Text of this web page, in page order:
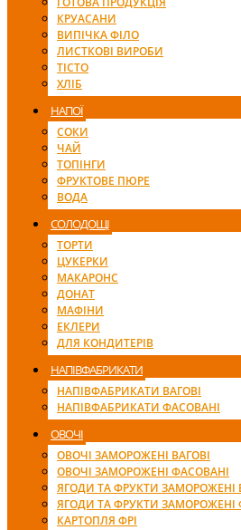
КРУАСАНИ
ВИПІЧКА ФІЛО
ЛИСТКОВІ ВИРОБИ
ТІСТО
ХЛІБ
НАПОЇ
СОКИ
ЧАЙ
ТОПІНГИ
ФРУКТОВЕ ПЮРЕ
ВОДА
СОЛОДОЩІ
ТОРТИ
ЦУКЕРКИ
МАКАРОНС
ДОНАТ
МАФІНИ
ЕКЛЕРИ
ДЛЯ КОНДИТЕРІВ
НАПІВФАБРИКАТИ
НАПІВФАБРИКАТИ ВАГОВІ
НАПІВФАБРИКАТИ ФАСОВАНІ
ОВОЧІ
ОВОЧІ ЗАМОРОЖЕНІ ВАГОВІ
ОВОЧІ ЗАМОРОЖЕНІ ФАСОВАНІ
ЯГОДИ ТА ФРУКТИ ЗАМОРОЖЕНІ
ЯГОДИ ТА ФРУКТИ ЗАМОРОЖЕНІ
КАРТОПЛЯ ФРІ